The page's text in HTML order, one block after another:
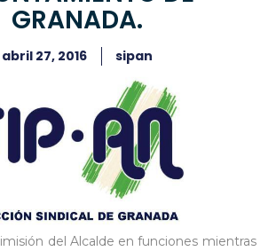
GRANADA.
abril 27, 2016 sipan
del Alcalde en funciones mientras